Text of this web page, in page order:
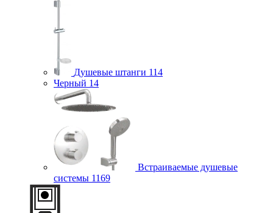
Душевые штанги 114
Черный 14
Встраиваемые душевые
системы 1169